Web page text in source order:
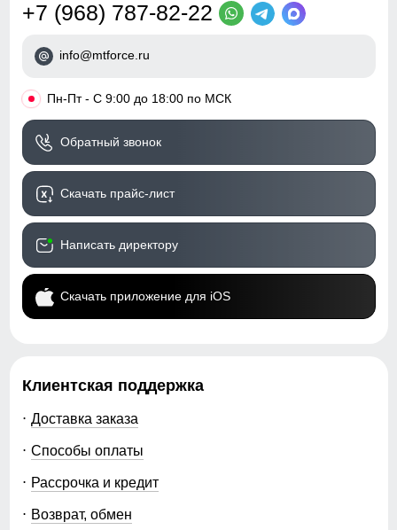
+7 (968) 787-82-22
info@mtforce.ru
• Пн-Пт - С 9:00 до 18:00 по МСК
Обратный звонок
Скачать прайс-лист
Написать директору
Скачать приложение для iOS
Клиентская поддержка
Доставка заказа
Способы оплаты
Рассрочка и кредит
Возврат, обмен